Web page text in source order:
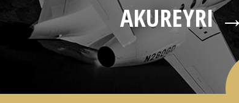
AKUREYRI